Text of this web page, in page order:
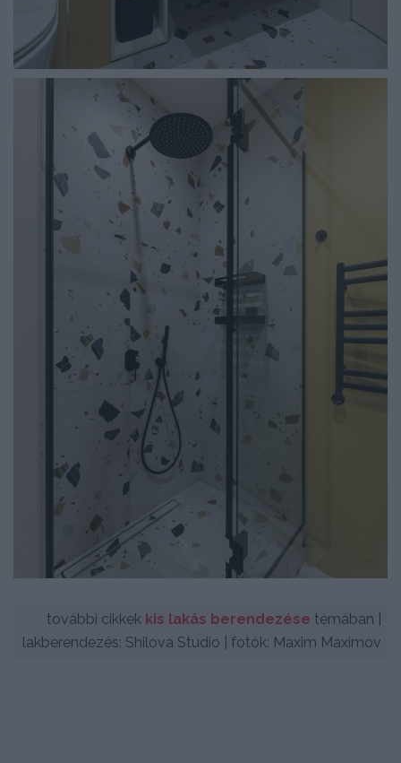
további cikkek kis lakás berendezése témában |
lakberendezés: Shilova Studio | fotók: Maxim Maximov